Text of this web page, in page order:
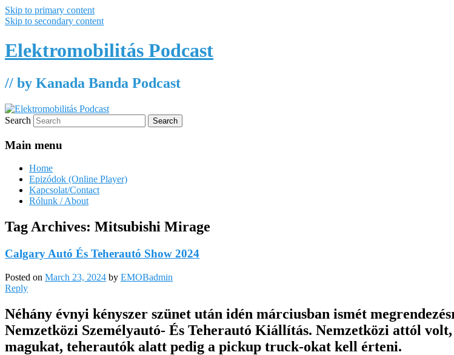
Skip to primary content
Skip to secondary content
Elektromobilitás Podcast
// by Kanada Banda Podcast
Search
Main menu
Home
Epizódok (Online Player)
Kapcsolat/Contact
Rólunk / About
Tag Archives: Mitsubishi Mirage
Calgary Autó És Teherautó Show 2024
Posted on March 23, 2024 by EMOBadmin
Reply
Néhány évnyi kényszer szünet után idén márciusban ismét
Nemzetközi Személyautó- És Teherautó Kiállítás. Nemzetközi attól
magukat, teherautók alatt pedig a pickup truck-okat kell érteni.